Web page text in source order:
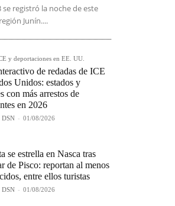
registró la noche de este
Junín....
y deportaciones en EE. UU.
de redadas de ICE
Unidos: estados y
con más arrestos de
en 2026
DSN - 01/08/2026
se estrella en Nasca tras
de Pisco: reportan al menos
entre ellos turistas
DSN - 01/08/2026